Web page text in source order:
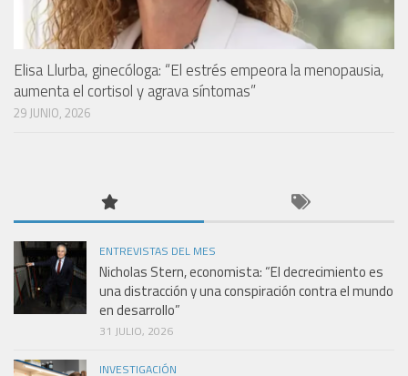
Elisa Llurba, ginecóloga: “El estrés empeora la menopausia,
aumenta el cortisol y agrava síntomas”
29 JUNIO, 2026
ENTREVISTAS DEL MES
Nicholas Stern, economista: “El decrecimiento es
una distracción y una conspiración contra el mundo
en desarrollo”
31 JULIO, 2026
INVESTIGACIÓN